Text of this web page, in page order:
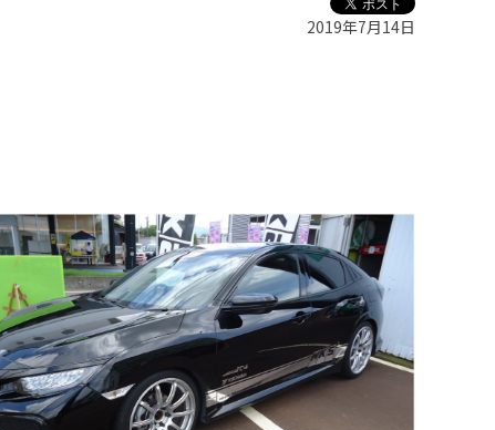
2019年7月14日